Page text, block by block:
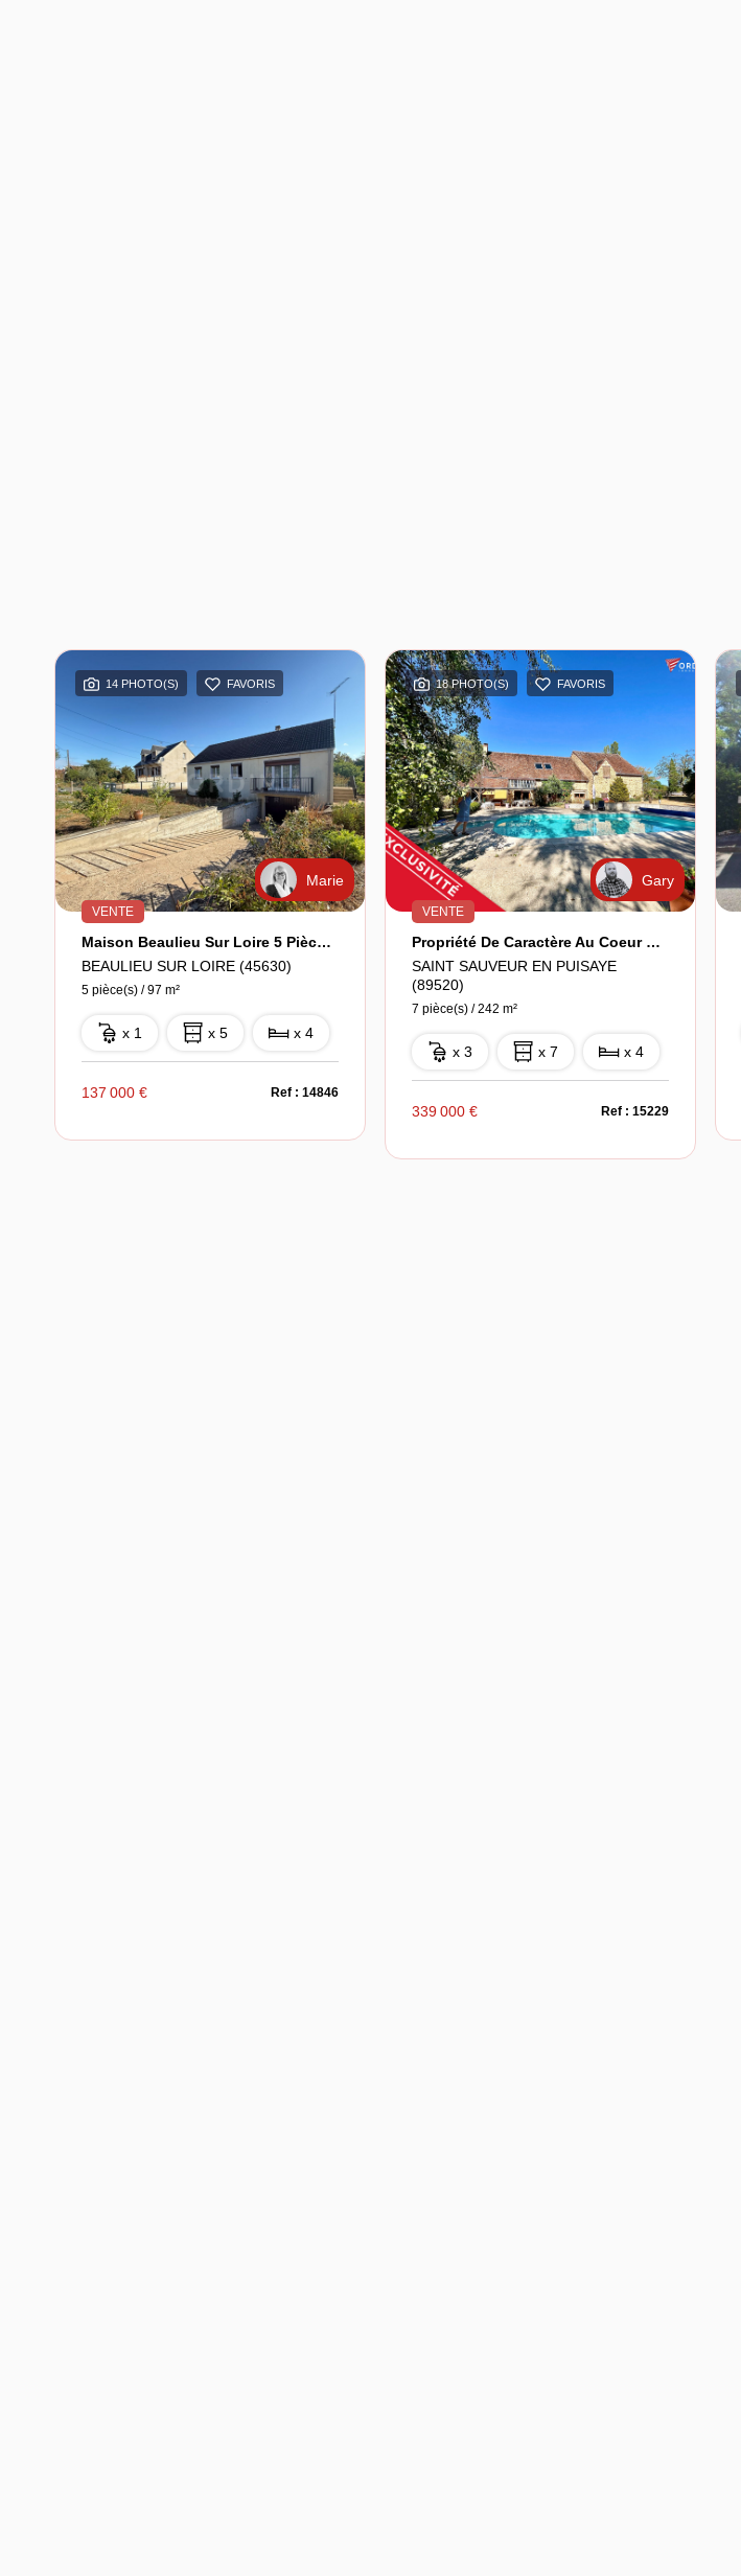
14 PHOTO(S) FAVORIS
Marie
VENTE
Maison Beaulieu Sur Loire 5 Pièce(s) 97 M² 4 Chambres Terrain 1650 M²
BEAULIEU SUR LOIRE (45630)
5 pièce(s) / 97 m²
x 1 x 5 x 4
137 000 € Ref : 14846
18 PHOTO(S) FAVORIS
Gary
VENTE
Propriété De Caractère Au Coeur De La Puisaye
SAINT SAUVEUR EN PUISAYE
(89520)
7 pièce(s) / 242 m²
x 3 x 7 x 4
339 000 € Ref : 15229